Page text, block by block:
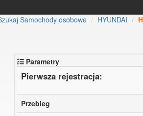
Samochody osobowe HYUNDAI
Parametry
Pierwsza rejestracja:
Przebieg